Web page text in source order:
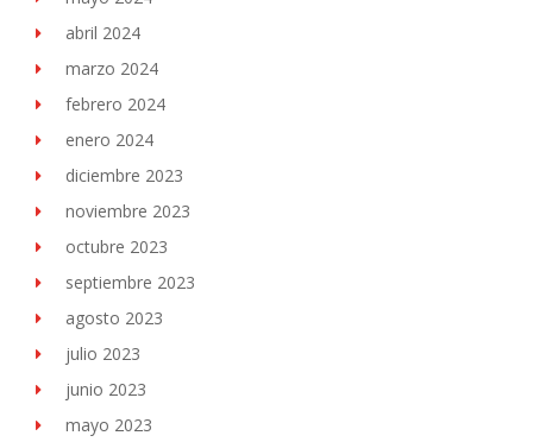
abril 2024
marzo 2024
febrero 2024
enero 2024
diciembre 2023
noviembre 2023
octubre 2023
septiembre 2023
agosto 2023
julio 2023
junio 2023
mayo 2023